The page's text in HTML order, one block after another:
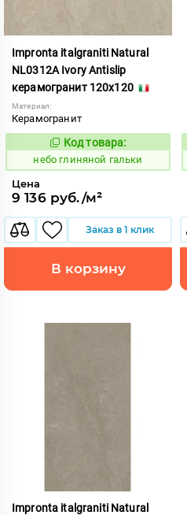
Impronta italgraniti Natural
NL0312A Ivory Antislip
керамогранит 120x120
Материал:
Керамогранит
1111515
Код товара:
небо глиняной гальки
Цена
9 136 руб./м²
Заказ в 1 клик
В корзину
Impronta italgraniti Natural